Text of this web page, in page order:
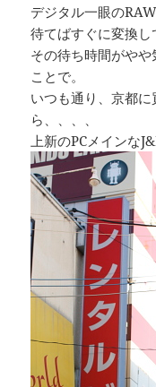
デジタル一眼の
待てばすぐに変換し
その待ち時間がや
ことで。
いつも通り、京都に
ら、、、、
上新のPCメインな